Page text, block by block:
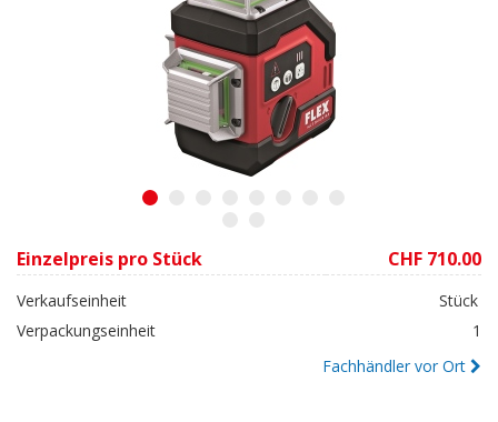
1
Einzelpreis pro Stück CHF 710.00
Verkaufseinheit
Stück
Verpackungseinheit
1
Fachhändler vor Ort